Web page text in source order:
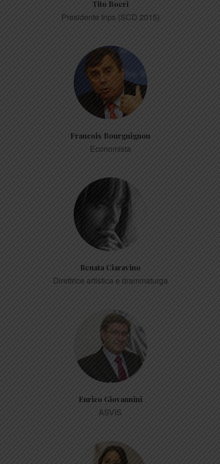
Tito Boeri
Presidente Inps (SCD 2015)
Francois Bourguignon
Economista
Renata Ciaravino
Direttrice artistica e drammaturga
Enrico Giovannini
ASVIS